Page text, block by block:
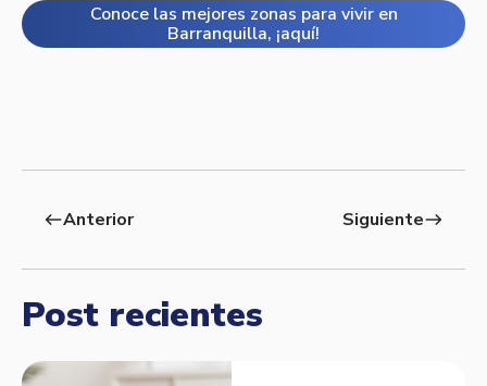
Conoce las mejores zonas para vivir en
Barranquilla, ¡aquí!
westAnterior Siguienteeast
Post recientes